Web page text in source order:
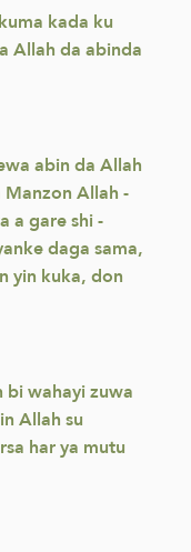
kada ku
Allah da abinda
abin da Allah
Manzon Allah -
a gare shi -
daga sama,
yin kuka, don
wahayi zuwa
Allah su
har ya mutu